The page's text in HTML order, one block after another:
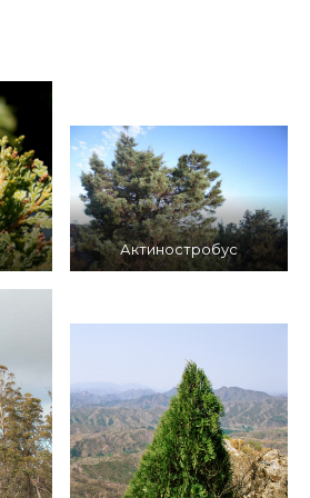
Актиностробус